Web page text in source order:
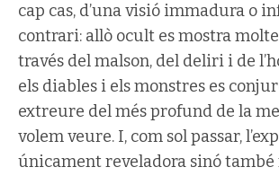
cap cas, d’una visió immadura o
contrari: allò ocult es mostra
través del malson, del deliri i de
els diables i els monstres es
extreure del més profund de la
volem veure. I, com sol passar,
únicament reveladora sinó també